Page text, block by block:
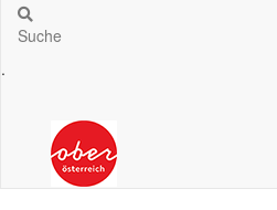
Suche
.